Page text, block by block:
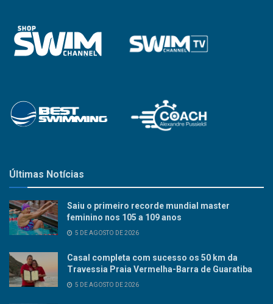
Últimas Notícias
Saiu o primeiro recorde mundial master
feminino nos 105 a 109 anos
5 DE AGOSTO DE 2026
Casal completa com sucesso os 50 km da
Travessia Praia Vermelha-Barra de Guaratiba
5 DE AGOSTO DE 2026